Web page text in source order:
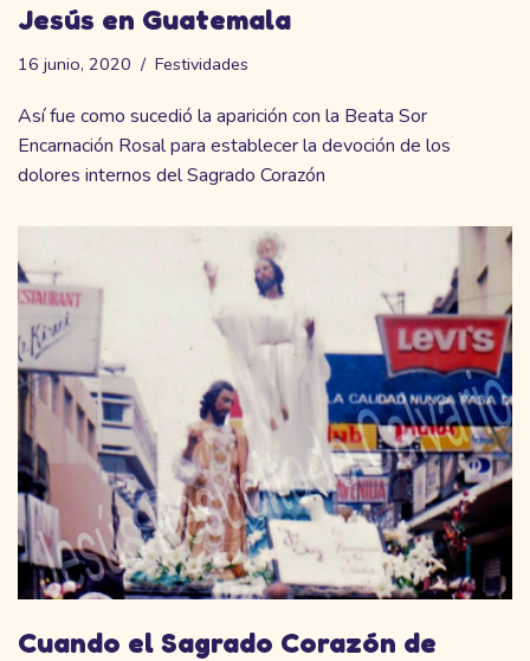
Jesús en Guatemala
16 junio, 2020 Festividades
Así fue como sucedió la aparición con la Beata Sor
Encarnación Rosal para establecer la devoción de los
dolores internos del Sagrado Corazón
Cuando el Sagrado Corazón de